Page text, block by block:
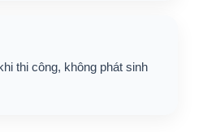
thi công, không phát sinh